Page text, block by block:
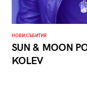
НОВИ СЪБИТИЯ
SUN & MOON
KOLEV